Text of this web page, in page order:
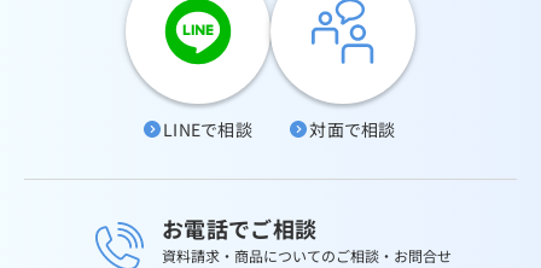
LINEで相談 対面で相談
お電話でご相談
資料請求・商品についてのご相談・お問合せ